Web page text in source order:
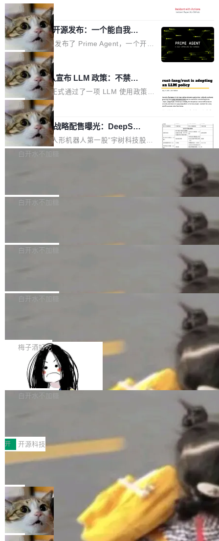
驱动你去学 CuTe，但还没被那些"邪恶的" Hopp
er++ 优化所淹没，足够容易修改和适配。 更关
键的是 FA2 的持久性...
也为产业链企业探索产品创新与商业增长打开新
的空间。 8月14日，开源鸿蒙智能硬件开发者日
（OHDD：OpenHarmony Hardware Develope
r Day）将在杭州启航。活动面向智能硬件产业
链企业和开发者，邀请行业专家与资深技术顾
问，围绕开源鸿蒙技术能力、设备适配、芯片适
配、功耗与稳定性调优、兼容性测评及统一互联
等内容展开系统讲解和实战交流，帮助企业进一
步了解开源鸿蒙在智能...
模服务降级，Actions 完全不可用超过 5 小时，
webhook 停发，连自托管 runner 也因调度层故
障无法工作。Pages、Copilot code review、C
opilot coding agent 全部受影响。从检测到完全
恢复，大约 12 小时。 这是 2026 年 8 月的第六
起事故，其中四起与 AI/Copilot 服务相关。 Git
Hub 员工 kdaigle 在 HN 讨论中贴出了一组数
据：2025 年全年 10 亿次 commit。现在，每周
2.75 亿次，全年预计 140 亿次。GitHub...
局
Prime Agent 开源发布：一个能自我改
进的编程 Agent，ARC-AGI 3 超越人类
专家基线
Prime Intellect 发布了 Prime Agent，一个开源
的编程 Agent Harness，核心设计围绕两个抽
象：Recursive Language Model（RLM）和 C
ontinual Harness。在 ARC-AGI 3 基准测试
上，Prime Agent + Opus 5 的组合达到了 95.
5% RHAE Best@1，超过了 ARC 报告的人类专
家基线 95.4%。 不是又一个 coding agent 包装
器 Prime Agent 的架构和市面上大多数 coding
agent 有本质区别。大多数 agent harness 的设
计是基于早期模型的能力—...
局
Rust 项目团队宣布 LLM 政策：不禁
止，但你要承认哪些代码不是你写的
Rust 语言项目正式通过了一项 LLM 使用政策，
覆盖 rust-lang/rust 单一仓库的代码贡献。这不
是项目级别的官方立场，目前由五个团队采纳，
但它可能是主流开源项目中关于 AI 辅助贡献最
细致的一份规则。 政策的核心只有一句话：LLM
可以用来分析、提炼、审阅、建议，但不能用来
不得生成涉及安全性的关键变更，除非作者本身
局
宇树科技 IPO 战略配售曝光：DeepSe
ek 获配 93.3 万股，锁定 36 个月
8月6日晚间，“人形机器人第一股”宇树科技股份
有限公司披露IPO发行价格及战略配售结果，杭
36个月。 公告显示，本次宇树科技战略配售对
员工参与设立的专项资产管理计划。其中，Dee
获配9...
白开水不加糖
Bug fixes and enhancements 修复多次传递同
一个回归问题，该问题导致拉取镜像时会拒绝包
题，该问题可能导致在旧版 Linux 内核...
白开水不加糖
e 孵化器项目管理委员会（IPMC）投票中获得
P）！这一里程碑不仅标志着 Fluss 迈入新的发
白开水不加糖
长期停止内容更新，未能实现其作为“AI版维基百
提交的编辑请求也长期处于待处理状态。 Groki
pedia 于去年底上线，定位为由人工智能生成内
容的百科平台，被马斯克视为传统众包百科网站
维基百科的替代方案。Lawfare 调查发现，无论
热门页面还是低关注度页面，均未出现近期更
白开水不加糖
是这样的：配 MessageSource 的 Bean、写 R
eloadableResourceBundleMessageSource、
声明 LocaleResolver、注册 LocaleChangeInt
erceptor…五六步之后才能看到第一行翻译文
本。 Solon 换了个方式。整个 i18n 模块围绕三
梅子酒好吃
Apache Doris 4.1 全面增强 Iceberg：
支持 UPDATE、MERGE INTO 与 Iceb
erg V3
Apache Doris 4.1 要补齐的，正是缺失的那一
半。在已有查询能力的基础上，Doris 进一步支
常维护操作，并完整支持 Iceberg V3 格式。
白开水不加糖
村国家自主创新示范区会议中心开幕。本届大会
由中关村智联软件服务业质量创新联盟主办，以
“智构可信·质创未来——AI原生时代的质量新范
式”为主题，直面AI从实验室走向规模化产业落地
的核心质量命题。会上，《2026智能研发生产力
工具选型手册》发布，Testin云测的Testin XAge
nt智能测试系统入选AI测试领域代表产品。对CI
O而言，这提示了一个转变：AI测试正在从效率
工具升级为企业的质量基础设施。 CIO面对的新
开 开源科技
让非法状态不可表示：一篇关于 ADT
有一种东西，一旦用过就回不去了。Alex Fedos
eev 管它叫"软件设计的基石"。 他说的东西不新
鲜——代数数据类型（ADT），尤其是和类型
（sum type）。但他说清楚了一件事：这不是类
型系统的学术体操，是日常编码的思维方式。 文
章从一个简单的例子切入。一个网站的深色主题
局
Cloudflare 开源内部企业 AI 平台 Clou
dflare OS
Cloudflare 发布了一个开源项目 Cloudflare O
S。如果你只看官方博客，你会觉得这是又一